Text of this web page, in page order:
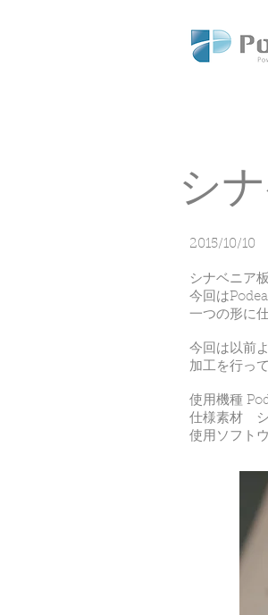
シ
​2015/10/10
シナベニア
今回は
一つの形に
今回は以前
加工を行っ
使用機種
仕様素材
使用ソフト